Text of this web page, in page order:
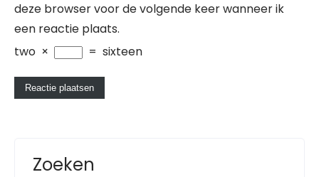
deze browser voor de volgende keer wanneer ik
een reactie plaats.
two × = sixteen
Zoeken